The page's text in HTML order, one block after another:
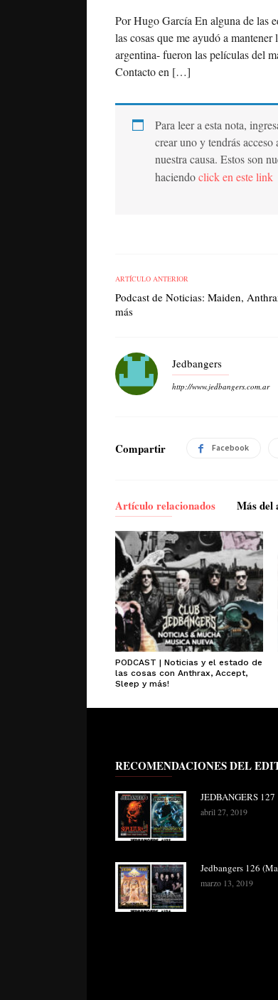
Por Hugo García En alguna de las
las cosas que me ayudó a
argentina- fueron las películas del
Contacto en […]
Para leer a esta nota,
crear uno y tendrás
nuestra causa. Estos son
haciendoclick en este link
ARTÍCULO ANTERIOR
Podcast de Noticias: Maiden,
más
Jedbangers
http://www.jedbangers.com.ar
Compartir Facebook
Artículo relacionados Más del
PODCAST | Noticias y el estado de
las cosas con Anthrax, Accept,
Sleep y más!
RECOMENDACIONES DEL
JEDBANGERS 127
abril 27, 2019
Jedbangers 126
marzo 13, 2019